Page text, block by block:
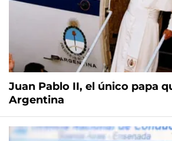
Juan Pablo II, el único papa
Argentina